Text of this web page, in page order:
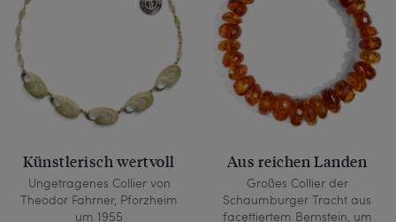
Künstlerisch wertvoll
Ungetragenes Collier von
Theodor Fahrner, Pforzheim
um 1955
Aus reichen Landen
Großes Collier der
Schaumburger Tracht aus
facettiertem Bernstein, um